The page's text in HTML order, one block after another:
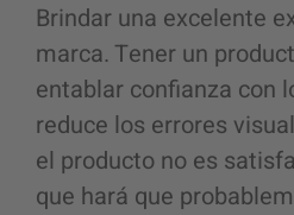
Brindar una excelente
marca. Tener un
entablar confianza con
reduce los errores
el producto no es
que hará que